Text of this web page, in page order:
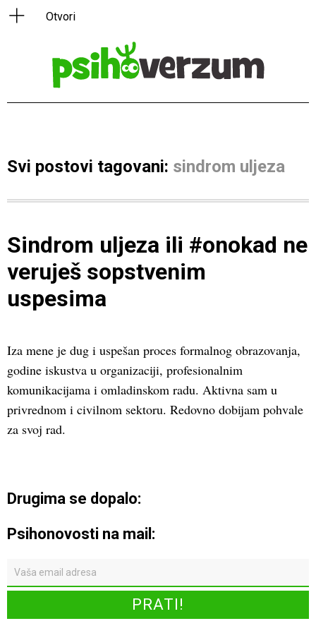
Svi postovi tagovani: sindrom uljeza
Sindrom uljeza ili #onokad ne
veruješ sopstvenim
uspesima
Iza mene je dug i uspešan proces formalnog obrazovanja,
godine iskustva u organizaciji, profesionalnim
komunikacijama i omladinskom radu. Aktivna sam u
privrednom i civilnom sektoru. Redovno dobijam pohvale
za svoj rad.
Drugima se dopalo:
Psihonovosti na mail: